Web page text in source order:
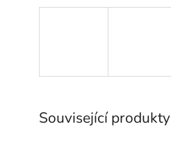
Související produkty